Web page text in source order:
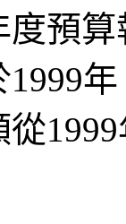
預
1999
從1999